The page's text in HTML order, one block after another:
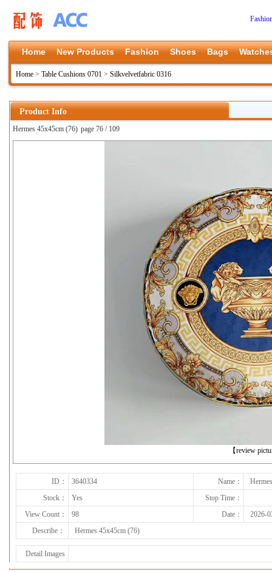
Home New Products Fashion Shoes Bags
Home > Table Cushions 0701 > Silkvelvetfabric 0316
Product Info
Hermes 45x45cm (76) page 76 / 109
【review
ID： 3640334 Name：
Stock：
Yes
Stop Time：
View Count：
98 Date：
2026-
Describe：
Hermes 45x45cm (76)
Detail Images